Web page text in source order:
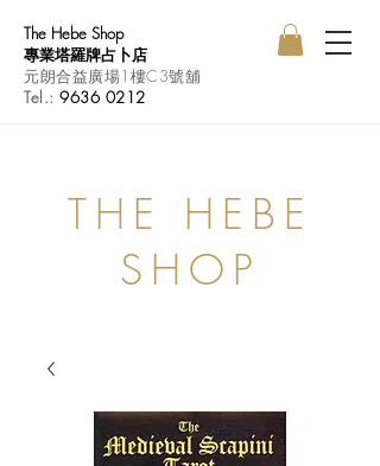
The Hebe Shop
專業塔羅牌占卜店
元朗合益廣場1樓C3號舖
Tel.:9636 0212
THE HEBE
SHOP